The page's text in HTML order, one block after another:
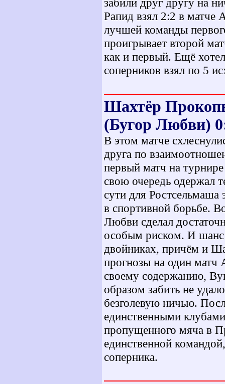
Рапид взял 2:2 в матче
лучшей команды
проигрывает второй
как и первый. Ещё
соперников взял по 5
Шахтёр
(Бугор Любви)
В этом матче
друга по
первый матч на
свою очередь одержал
сути для Ростсельмаша
в спортивной борьбе.
Любви сделал
особым риском. И шанс
двойниках, причём и
прогнозы на один матч
своему содержанию,
образом забить не
безголевую ничью.
единственными
пропущенного мяча в
единственной
соперника.